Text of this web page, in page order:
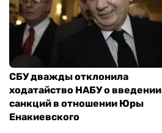
СБУ дважды отклонила
ходатайство НАБУ о введении
санкций в отношении Юры
Енакиевского